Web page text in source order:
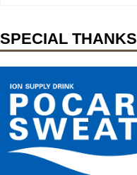
SPECIAL THANKS